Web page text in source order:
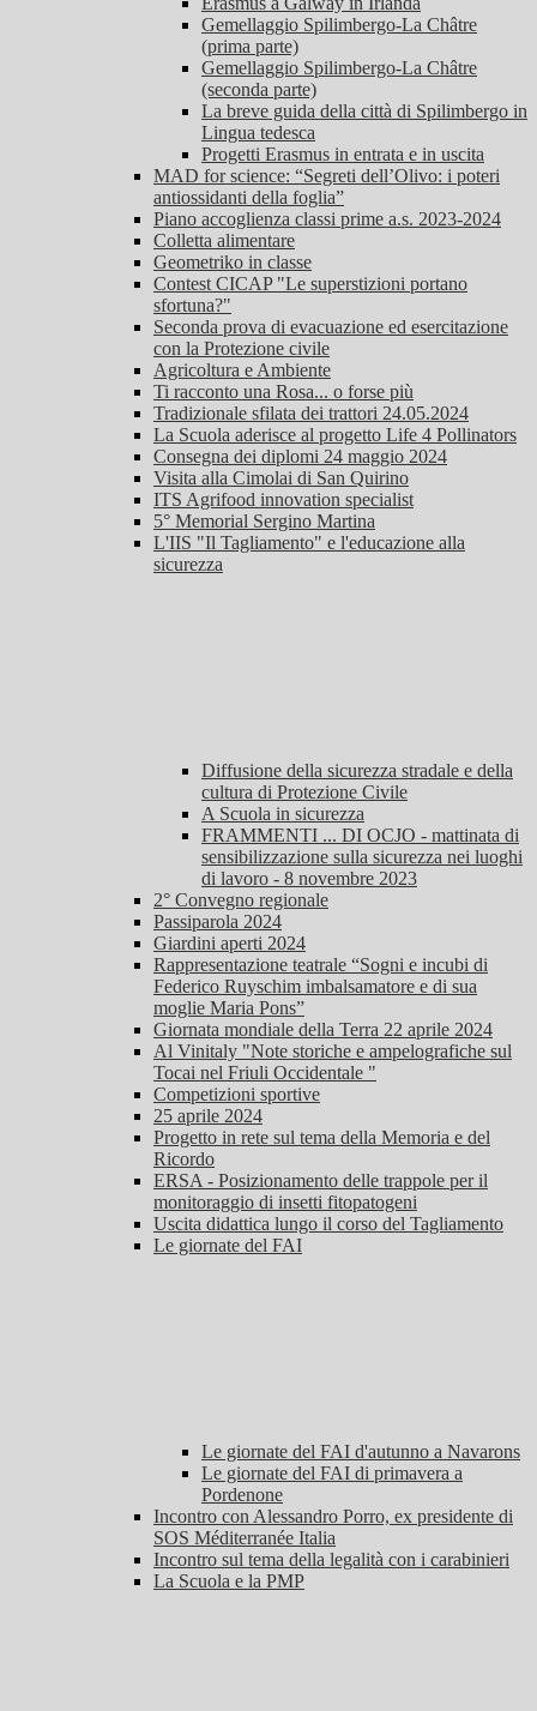
Gemellaggio Spilimbergo-La Châtre
(prima parte)
Gemellaggio Spilimbergo-La Châtre
(seconda parte)
La breve guida della città di Spilimbergo in
Lingua tedesca
Progetti Erasmus in entrata e in uscita
MAD for science: “Segreti dell’Olivo: i poteri
antiossidanti della foglia”
Piano accoglienza classi prime a.s. 2023-2024
Colletta alimentare
Geometriko in classe
Contest CICAP "Le superstizioni portano
sfortuna?"
Seconda prova di evacuazione ed esercitazione
con la Protezione civile
Agricoltura e Ambiente
Ti racconto una Rosa... o forse più
Tradizionale sfilata dei trattori 24.05.2024
La Scuola aderisce al progetto Life 4 Pollinators
Consegna dei diplomi 24 maggio 2024
Visita alla Cimolai di San Quirino
ITS Agrifood innovation specialist
5° Memorial Sergino Martina
L'IIS "Il Tagliamento" e l'educazione alla
sicurezza
Diffusione della sicurezza stradale e della
cultura di Protezione Civile
A Scuola in sicurezza
FRAMMENTI ... DI OCJO - mattinata di
sensibilizzazione sulla sicurezza nei luoghi
di lavoro - 8 novembre 2023
2° Convegno regionale
Passiparola 2024
Giardini aperti 2024
Rappresentazione teatrale “Sogni e incubi di
Federico Ruyschim imbalsamatore e di sua
moglie Maria Pons”
Giornata mondiale della Terra 22 aprile 2024
Al Vinitaly "Note storiche e ampelografiche sul
Tocai nel Friuli Occidentale "
Competizioni sportive
25 aprile 2024
Progetto in rete sul tema della Memoria e del
Ricordo
ERSA - Posizionamento delle trappole per il
monitoraggio di insetti fitopatogeni
Uscita didattica lungo il corso del Tagliamento
Le giornate del FAI
Le giornate del FAI d'autunno a Navarons
Le giornate del FAI di primavera a
Pordenone
Incontro con Alessandro Porro, ex presidente di
SOS Méditerranée Italia
Incontro sul tema della legalità con i carabinieri
La Scuola e la PMP